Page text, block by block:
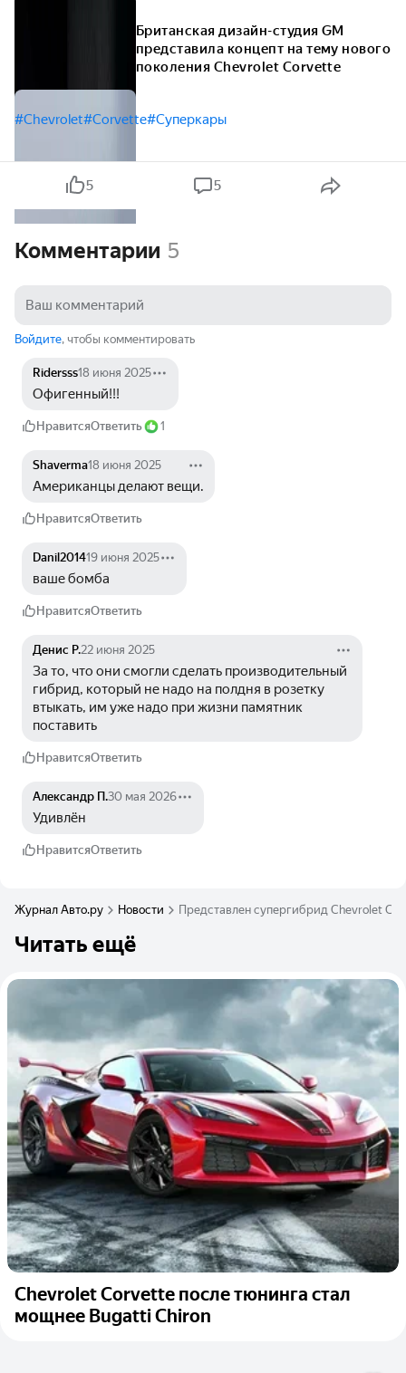
Британская дизайн-студия GM
представила концепт на тему нового
поколения Chevrolet Corvette
#Chevrolet#Corvette#Суперкары
5 5
Комментарии 5
Войдите, чтобы комментировать
Ridersss18 июня 2025
Офигенный!!!
НравитсяОтветить 1
Shaverma18 июня 2025
Американцы делают вещи.
НравитсяОтветить
Danil201419 июня 2025
ваше бомба
НравитсяОтветить
Денис Р.22 июня 2025
За то, что они смогли сделать производительный
гибрид, который не надо на полдня в розетку
втыкать, им уже надо при жизни памятник
поставить
НравитсяОтветить
Александр П.30 мая 2026
Удивлён
НравитсяОтветить
Журнал Авто.ру Новости Представлен супергибрид Chevrolet
Читать ещё
Chevrolet Corvette после тюнинга стал
мощнее Bugatti Chiron